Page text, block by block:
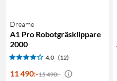
Dreame
A1 Pro Robotgräsklippare
2000
4.0 (12)
11 490:-15 490:-